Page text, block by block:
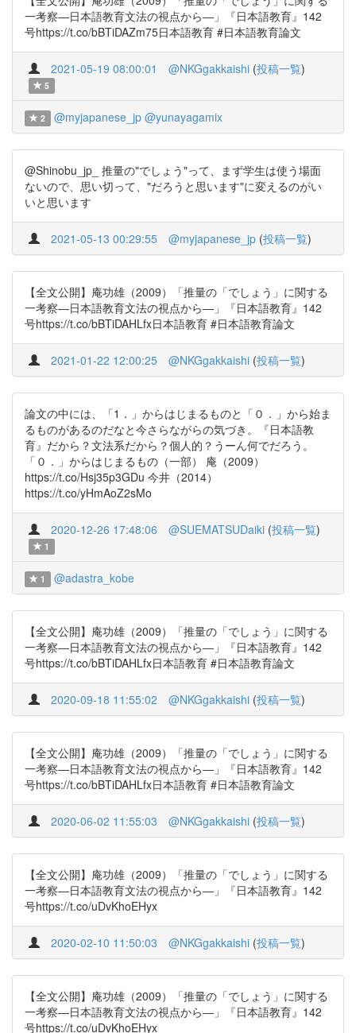
一考察―日本語教育文法の視点から―」『日本語教育』142
号https://t.co/bBTiDAZm75日本語教育 #日本語教育論文
2021-05-19 08:00:01 @NKGgakkaishi (投稿一覧)
5
2 @myjapanese_jp @yunayagamix
@Shinobu_jp_ 推量の"でしょう"って、まず学生は使う場面
ないので、思い切って、"だろうと思います"に変えるのがい
いと思います
2021-05-13 00:29:55 @myjapanese_jp (投稿一覧)
【全文公開】庵功雄（2009）「推量の「でしょう」に関する
一考察―日本語教育文法の視点から―」『日本語教育』142
号https://t.co/bBTiDAHLfx日本語教育 #日本語教育論文
2021-01-22 12:00:25 @NKGgakkaishi (投稿一覧)
論文の中には、「1．」からはじまるものと「０．」から始ま
るものがあるのだなと今さらながらの気づき。『日本語教
育』だから？文法系だから？個人的？うーん何でだろう。
「０．」からはじまるもの（一部） 庵（2009）
https://t.co/Hsj35p3GDu 今井（2014）
https://t.co/yHmAoZ2sMo
2020-12-26 17:48:06 @SUEMATSUDaiki (投稿一覧)
1
1 @adastra_kobe
【全文公開】庵功雄（2009）「推量の「でしょう」に関する
一考察―日本語教育文法の視点から―」『日本語教育』142
号https://t.co/bBTiDAHLfx日本語教育 #日本語教育論文
2020-09-18 11:55:02 @NKGgakkaishi (投稿一覧)
【全文公開】庵功雄（2009）「推量の「でしょう」に関する
一考察―日本語教育文法の視点から―」『日本語教育』142
号https://t.co/bBTiDAHLfx日本語教育 #日本語教育論文
2020-06-02 11:55:03 @NKGgakkaishi (投稿一覧)
【全文公開】庵功雄（2009）「推量の「でしょう」に関する
一考察―日本語教育文法の視点から―」『日本語教育』142
号https://t.co/uDvKhoEHyx
2020-02-10 11:50:03 @NKGgakkaishi (投稿一覧)
【全文公開】庵功雄（2009）「推量の「でしょう」に関する
一考察―日本語教育文法の視点から―」『日本語教育』142
号https://t.co/uDvKhoEHyx